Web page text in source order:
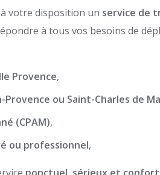
votre disposition un service de
à tous vos besoins de
Provence,
Provence ou Saint-Charles de
(CPAM),
ou professionnel,